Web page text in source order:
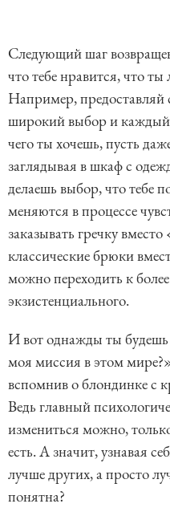
Следующий шаг
что тебе нравится, что
Например, предоставляй
широкий выбор и каждый
чего ты хочешь, пусть
заглядывая в шкаф с
делаешь выбор, что тебе
меняются в процессе
заказывать гречку
классические брюки
можно переходить к
экзистенциального.
И вот однажды ты
моя миссия в этом
вспомнив о блондинке с
Ведь главный
измениться можно,
есть. А значит, узнавая
лучше других, а просто
понятна?